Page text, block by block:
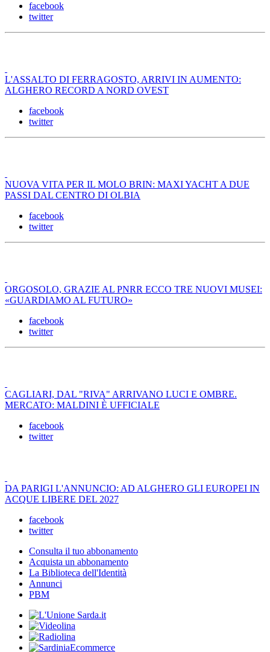
facebook
twitter
L'ASSALTO DI FERRAGOSTO, ARRIVI IN AUMENTO:
ALGHERO RECORD A NORD OVEST
facebook
twitter
NUOVA VITA PER IL MOLO BRIN: MAXI YACHT A DUE
PASSI DAL CENTRO DI OLBIA
facebook
twitter
ORGOSOLO, GRAZIE AL PNRR ECCO TRE NUOVI MUSEI:
«GUARDIAMO AL FUTURO»
facebook
twitter
CAGLIARI, DAL "RIVA" ARRIVANO LUCI E OMBRE.
MERCATO: MALDINI È UFFICIALE
facebook
twitter
DA PARIGI L'ANNUNCIO: AD ALGHERO GLI EUROPEI IN
ACQUE LIBERE DEL 2027
facebook
twitter
Consulta il tuo abbonamento
Acquista un abbonamento
La Biblioteca dell'Identità
Annunci
PBM